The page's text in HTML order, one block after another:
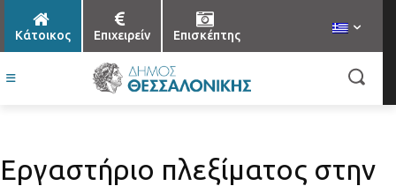
Κάτοικος Επιχειρείν Επισκέπτης
Εργαστήριο πλεξίματος στην